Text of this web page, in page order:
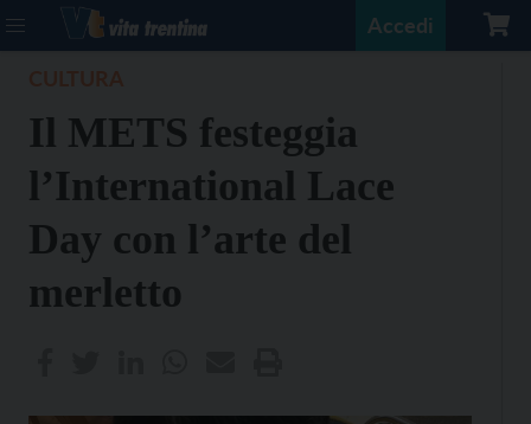
Accedi
Il METS festeggia
l’International Lace
Day con l’arte del
merletto